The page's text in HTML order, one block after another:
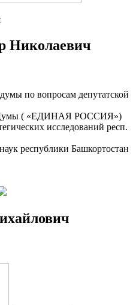
Николаевич
по вопросам депутатской
Думы ( «ЕДИНАЯ РОССИЯ»)
исследований респ.
республики Башкортостан